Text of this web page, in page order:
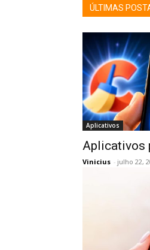
ÚLTIMAS
Aplicativos
Aplicativos
Vinicius - julho 22,